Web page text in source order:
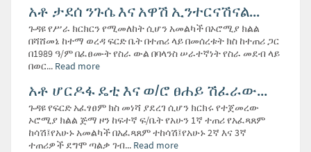
አቶ ታደሰ ንጉሴ እና አዋሽ ኢንተርናሽናል...
ጉዳዩ የሥራ ክርክርን የሚመለከት ሲሆን አመልካች በኦሮሚያ ክልል
በሻሸመኔ ከተማ ወረዳ ፍርድ ቤት በተጠሪ ላይ በመሰረቱት ክስ ከተጠሪ ጋር
በ1989 ዓ/ም በፈፀሙት የስራ ውል በባላንስ ሠራተኛነት የስራ መደብ ላይ
በወር... Read more
አቶ ሆርዶፋ ዴቲ እና ወ/ሮ ፀሐይ ሽፈራው...
ጉዳዩ የፍርድ አፈፃፀም ክስ መነሻ ያደረገ ሲሆን ክርክሩ የተጀመረው
ኦሮሚያ ክልል ጅማ ዞን ከፍተኛ ፍ/ቤት የአሁን 1ኛ ተጠሪ የአፈጻጸም
ከሳሽ፤የአሁኑ አመልካች በአፈጻጸም ተከሳሽ፤የአሁኑ 2ኛ እና 3ኛ
ተጠሪዎች ደግሞ ጣልቃ ገብ... Read more